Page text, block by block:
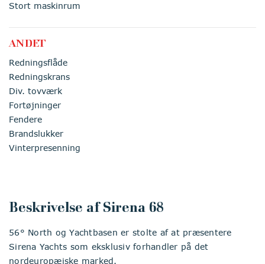
Stort maskinrum
ANDET
Redningsflåde
Redningskrans
Div. tovværk
Fortøjninger
Fendere
Brandslukker
Vinterpresenning
Beskrivelse af Sirena 68
56° North og Yachtbasen er stolte af at præsentere
Sirena Yachts som eksklusiv forhandler på det
nordeuropæiske marked.